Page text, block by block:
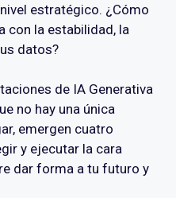
estratégico. ¿Cómo
con la estabilidad, la
datos?
de IA Generativa
no hay una única
emergen cuatro
y ejecutar la cara
dar forma a tu futuro y